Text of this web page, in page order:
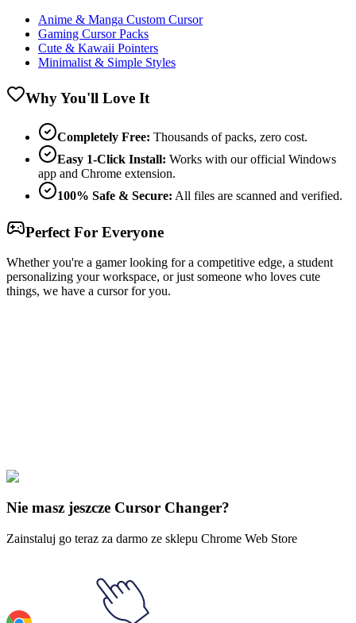
Anime & Manga Custom Cursor
Gaming Cursor Packs
Cute & Kawaii Pointers
Minimalist & Simple Styles
Why You'll Love It
Completely Free: Thousands of packs, zero cost.
Easy 1-Click Install: Works with our official Windows
app and Chrome extension.
100% Safe & Secure: All files are scanned and verified.
Perfect For Everyone
Whether you're a gamer looking for a competitive edge, a student
personalizing your workspace, or just someone who loves cute
things, we have a cursor for you.
🚀 For Browser
Nie masz jeszcze Cursor Changer?
Zainstaluj go teraz za darmo ze sklepu Chrome Web Store